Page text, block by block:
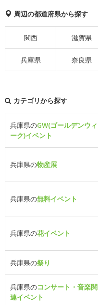
周辺の都道府県から探す
関西 滋賀県
兵庫県 奈良県
カテゴリから探す
兵庫県のGW(ゴールデンウィ
ーク)イベント
兵庫県の物産展
兵庫県の無料イベント
兵庫県の花イベント
兵庫県の祭り
兵庫県のコンサート・音楽関
連イベント